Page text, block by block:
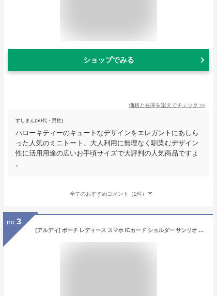
ショップでみる
価格と在庫を楽天でチェック >>
すしまん(50代・男性)
ハローキティーのキュートなデザインをエレガントにあしら
った人気のミニトート。大人利用に無理なく馴染むデザイン
性に活用用途の広いお手頃サイズで大評判の人気商品ですよ
。
全てのおすすめコメント（2件）
no. 3
[アルディ] ポーチ レディース スマホ ICカード ショルダー サンリオ キティブラック